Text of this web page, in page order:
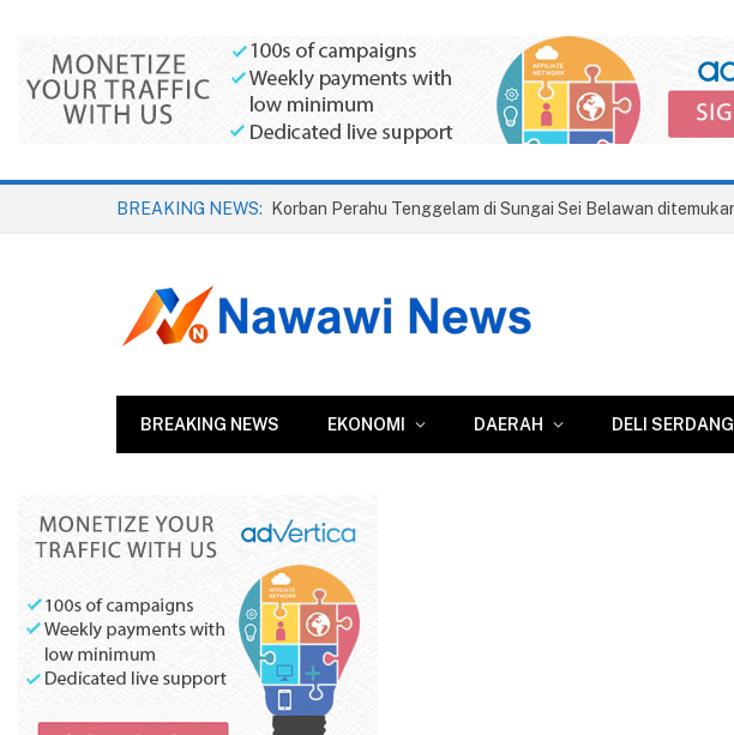
BREAKING NEWS:
BREAKING NEWS EKONOMI DAERAH DELI SERDANG